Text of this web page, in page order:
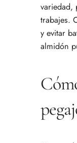
variedad,
trabajes.
y evitar
almidón